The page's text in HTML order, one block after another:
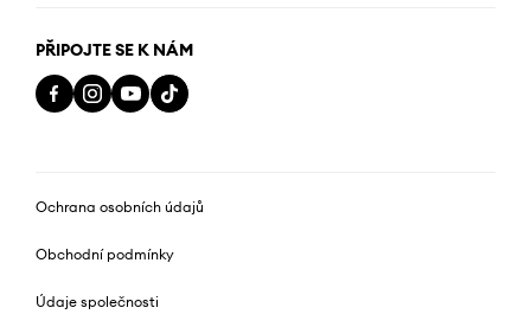
PŘIPOJTE SE K NÁM
Ochrana osobních údajů
Obchodní podmínky
Údaje společnosti